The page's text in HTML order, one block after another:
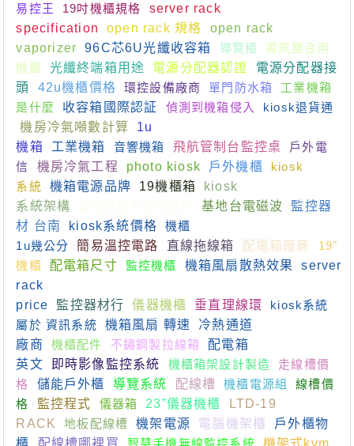
易控王
19吋機櫃規格
server rack
specification
open rack 規格
open rack
vaporizer
96C芯6U光纖收容箱 導覽櫃
資訊整合用
機櫃
光纖終端箱用途 電源分配器認證
電源分配器接
頭
42u機櫃價格 環控設備廠商 單門防水箱
工業機箱
是什麼
收容箱國際認証 偵測到機箱侵入
kiosk退貨通
機房冷氣噸數計算
1u
機箱
工業機箱 音響機箱 飛航管制台監控桌
戶外電
信
機房冷氣工程 photo kiosk 戶外機櫃
kiosk
系統
機箱電源品牌 19機櫃箱
kiosk
系統架構
基地台電磁波
監控器
材 台南
kiosk系統價格
機櫃
1u幾公分
簡易溫控電路 直線拖線箱 配電箱廠商
19"
機櫃
配電箱尺寸 監控機櫃 機箱風扇散熱效果
server
rack
price
監控器材行 儀器機櫃 垂直理線環
kiosk系統
屬於 資訊系統
機箱風扇 轉速
冷熱通道
廠商
機櫃配件 不鏽鋼製拉線箱
配電箱
英文
即時影像監控系統 機櫃箱架設計製造
走線槽價
格
儲能戶外櫃 導覽系統 配線槽 機櫃電源組
線槽價
格
監控程式 儀器箱 23”儀器機櫃
LTD-19
RACK
地板配線槽 機架電源 電腦機架櫃
戶外櫃物
櫃
配線槽哪裡買 智慧手機無線監控系統
機架式kvm